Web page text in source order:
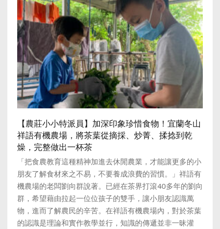
【農莊小小特派員】加深印象珍惜食物！宜蘭冬山
祥語有機農場，將茶葉從摘採、炒菁、揉捻到乾
燥，完整做出一杯茶
「把食農教育這種精神加進去休閒農業，才能讓更多的小
朋友了解食材來之不易，不要養成浪費的習慣。」祥語有
機農場的老闆劉向群說著。已經在茶界打滾40多年的劉向
群，希望藉由拉起一位位孩子的雙手，讓小朋友認識萬
物，進而了解農民的辛苦。在祥語有機農場內，對於茶葉
的認識是理論和實作教學並行，知識的傳遞並非一昧灌